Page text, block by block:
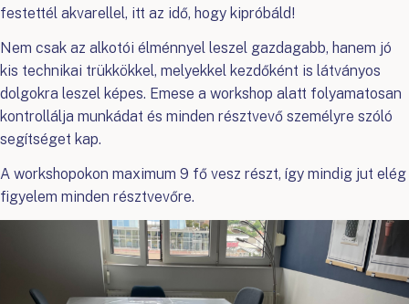
festettél akvarellel, itt az idő, hogy kipróbáld!
Nem csak az alkotói élménnyel leszel gazdagabb, hanem jó
kis technikai trükkökkel, melyekkel kezdőként is látványos
dolgokra leszel képes. Emese a workshop alatt folyamatosan
kontrollálja munkádat és minden résztvevő személyre szóló
segítséget kap.
A workshopokon maximum 9 fő vesz részt, így mindig jut elég
figyelem minden résztvevőre.